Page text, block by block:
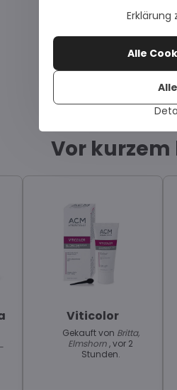
Vor
Viticolor
Gekauft von Britta,
Elmshorn, vor 2
Stunden.
Alle